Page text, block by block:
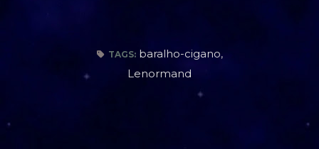
TAGS: baralho-cigano,
Lenormand